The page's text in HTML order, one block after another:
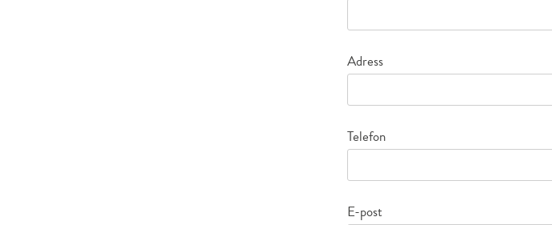
Adress
Telefon
E-post